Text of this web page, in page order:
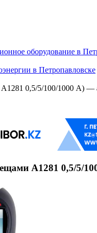
оборудование в
в Петропавловске
0,5/5/100/1000 А) —
А1281 0,5/5/